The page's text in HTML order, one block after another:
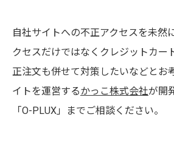
自社サイトへの不正アクセスを未然
クセスだけではなくクレジットカー
正注文も併せて対策したいなどとお
イトを運営するかっこ株式会社が開
「O-PLUX」までご相談ください。